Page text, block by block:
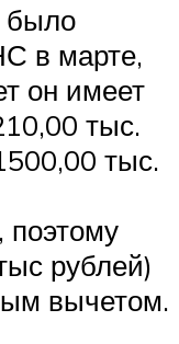
было
в марте,
он имеет
тыс.
тыс.
рублей)
вычетом.